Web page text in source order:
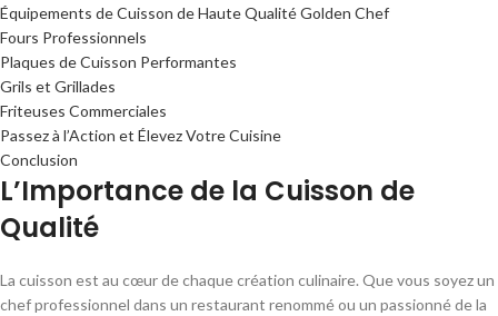
Équipements de Cuisson de Haute Qualité Golden Chef
Fours Professionnels
Plaques de Cuisson Performantes
Grils et Grillades
Friteuses Commerciales
Passez à l’Action et Élevez Votre Cuisine
Conclusion
L’Importance de la Cuisson de
Qualité
La cuisson est au cœur de chaque création culinaire. Que vous soyez un
chef professionnel dans un restaurant renommé ou un passionné de la